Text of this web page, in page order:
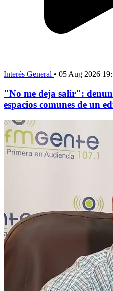
Interés General • 05 Aug 2026
"No me deja salir":
espacios comunes de un